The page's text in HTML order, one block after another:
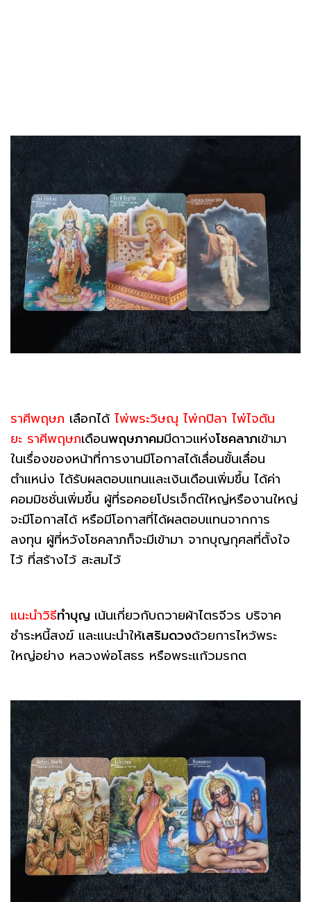
ราศีพฤษภ เลือกได้ ไพ่พระวิษณุ ไพ่กปิลา ไพ่ไจตัน
ยะ ราศีพฤษภเดือนพฤษภาคมมีดาวแห่งโชคลาภเข้ามา
ในเรื่องของหน้าที่การงานมีโอกาสได้เลื่อนขั้นเลื่อน
ตำแหน่ง ได้รับผลตอบแทนและเงินเดือนเพิ่มขึ้น ได้ค่า
คอมมิชชั่นเพิ่มขึ้น ผู้ที่รอคอยโปรเจ็กต์ใหญ่หรืองานใหญ่
จะมีโอกาสได้ หรือมีโอกาสที่ได้ผลตอบแทนจากการ
ลงทุน ผู้ที่หวังโชคลาภก็จะมีเข้ามา จากบุญกุศลที่ตั้งใจ
ไว้ ที่สร้างไว้ สะสมไว้
แนะนำวิธีทำบุญ เน้นเกี่ยวกับถวายผ้าไตรจีวร บริจาค
ชำระหนี้สงฆ์ และแนะนำให้เสริมดวงด้วยการไหว้พระ
ใหญ่อย่าง หลวงพ่อโสธร หรือพระแก้วมรกต